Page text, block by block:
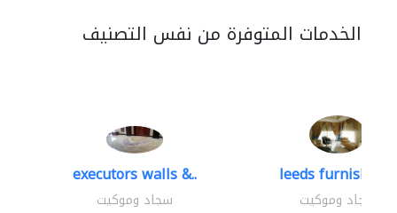
الخدمات المتوفرة من نفس التصنيف
executors walls &..
سجاد وموكيت
leeds furnishings
سجاد وموكيت